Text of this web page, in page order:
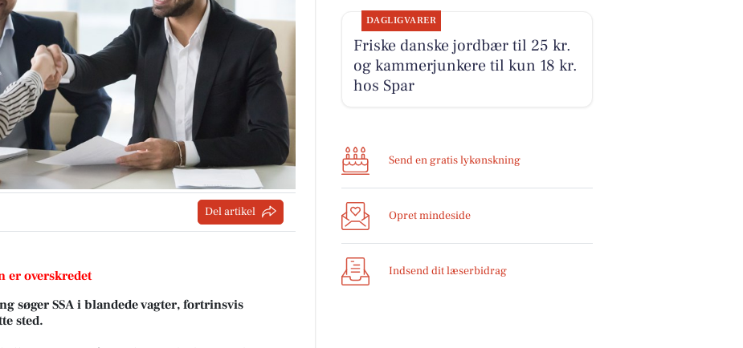
Del artikel
er overskredet
søger SSA i blandede vagter, fortrinsvis
sted.
DAGLIGVARER
Friske danske jordbær til 25 kr.
og kammerjunkere til kun 18 kr.
hos Spar
Send en gratis lykønskning
Opret mindeside
Indsend dit læserbidrag